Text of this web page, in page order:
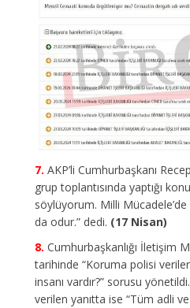
AKP’li Cumhurbaşkanı
grup toplantısında yaptığı
söylüyorum. Milli
da odur.” dedi. (17 Nisan)
Cumhurbaşkanlığı İletişim
tarihinde “Koruma polisi
insanı vardır?” sorusu
verilen yanıtta ise “Tüm adli